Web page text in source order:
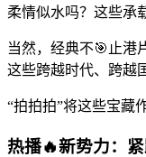
柔情似水吗？这些承
当然，经典不🎯止港
这些跨越时代、跨越
“拍拍拍”将这些宝藏
热播🔥新势力：